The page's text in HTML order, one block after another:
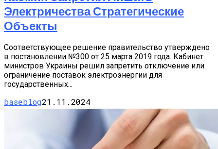
Электричества Стратегические
Объекты
Соответствующее решение правительство утверждено
в постановлении №300 от 25 марта 2019 года. Кабинет
министров Украины решил запретить отключение или
ограничение поставок электроэнергии для
государственных...
baseblog21.11.2024